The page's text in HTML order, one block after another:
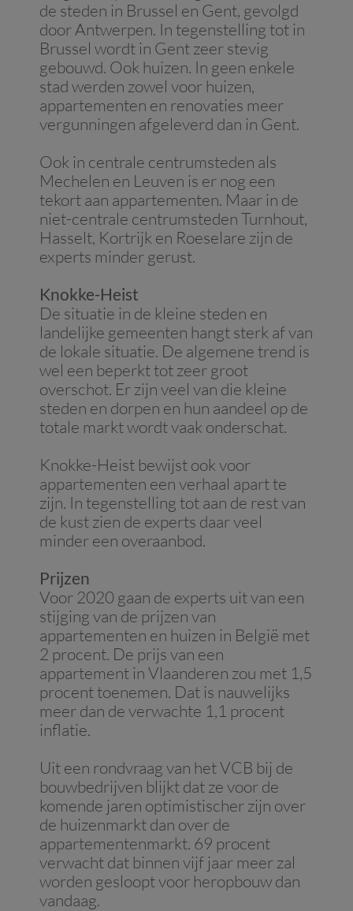
de steden in Brussel en Gent, gevolgd
door Antwerpen. In tegenstelling tot in
Brussel wordt in Gent zeer stevig
gebouwd. Ook huizen. In geen enkele
stad werden zowel voor huizen,
appartementen en renovaties meer
vergunningen afgeleverd dan in Gent.
Ook in centrale centrumsteden als
Mechelen en Leuven is er nog een
tekort aan appartementen. Maar in de
niet-centrale centrumsteden Turnhout,
Hasselt, Kortrijk en Roeselare zijn de
experts minder gerust.
Knokke-Heist
De situatie in de kleine steden en
landelijke gemeenten hangt sterk af van
de lokale situatie. De algemene trend is
wel een beperkt tot zeer groot
overschot. Er zijn veel van die kleine
steden en dorpen en hun aandeel op de
totale markt wordt vaak onderschat.
Knokke-Heist bewijst ook voor
appartementen een verhaal apart te
zijn. In tegenstelling tot aan de rest van
de kust zien de experts daar veel
minder een overaanbod.
Prijzen
Voor 2020 gaan de experts uit van een
stijging van de prijzen van
appartementen en huizen in België met
2 procent. De prijs van een
appartement in Vlaanderen zou met 1,5
procent toenemen. Dat is nauwelijks
meer dan de verwachte 1,1 procent
inflatie.
Uit een rondvraag van het VCB bij de
bouwbedrijven blijkt dat ze voor de
komende jaren optimistischer zijn over
de huizenmarkt dan over de
appartementenmarkt. 69 procent
verwacht dat binnen vijf jaar meer zal
worden gesloopt voor heropbouw dan
vandaag.